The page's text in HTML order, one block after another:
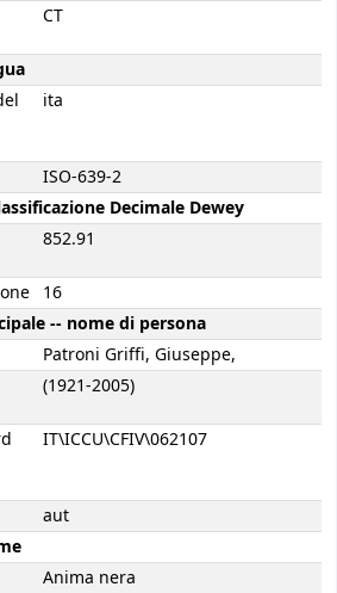
CT
ita
ISO-639-2
Decimale Dewey
852.91
16
-- nome di persona
Patroni Griffi, Giuseppe,
(1921-2005)
IT\ICCU\CFIV\062107
aut
Anima nera